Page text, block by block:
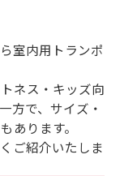
室内用トランポ
ネス・キッズ向
方で、 サイズ・
あります。
ご紹介いたしま